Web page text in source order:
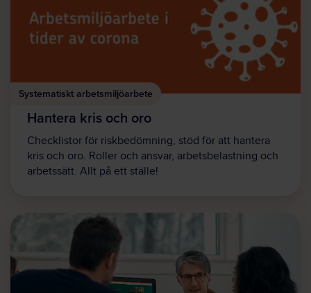
Systematiskt arbetsmiljöarbete
Hantera kris och oro
Checklistor för riskbedömning, stöd för att hantera
kris och oro. Roller och ansvar, arbetsbelastning och
arbetssätt. Allt på ett ställe!